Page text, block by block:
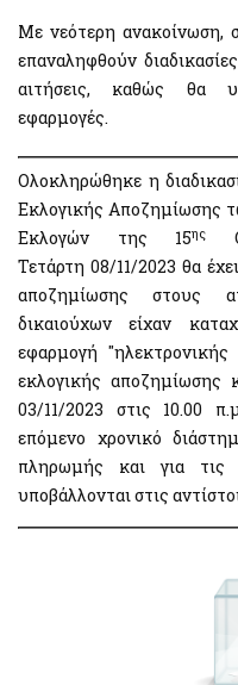
Ανεξάρτητη Αρχή Δημοσίων
myEGDIXlive - Service by
communication & with
Information for Debt
of the Financial Sector &
myPyrasfaleialive -
communication or
and Suppressive Fire
Greece
mySynigoroslive -
Ombudsman
Other Services
Digital Register of
National Parliamentary
National Register of
Pythia: Research project
technology
Special Electoral
Special Electoral
Parliamentary Elections of
Με νεότερη ανακοίνωση,
επαναληφθούν
αιτήσεις, καθώς θα
εφαρμογές.
Ολοκληρώθηκε η
Εκλογικής Αποζημίωσης
Εκλογών της 15ης
Τετάρτη 08/11/2023 θα
αποζημίωσης στους
δικαιούχων είχαν
εφαρμογή
εκλογικής
03/11/2023 στις 10.00
επόμενο χρονικό
πληρωμής και για τις
υποβάλλονται στις